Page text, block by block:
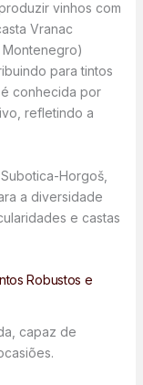
vinhos com
Vranac
para tintos
conhecida por
refletindo a
Horgoš,
a diversidade
e castas
Robustos e
capaz de